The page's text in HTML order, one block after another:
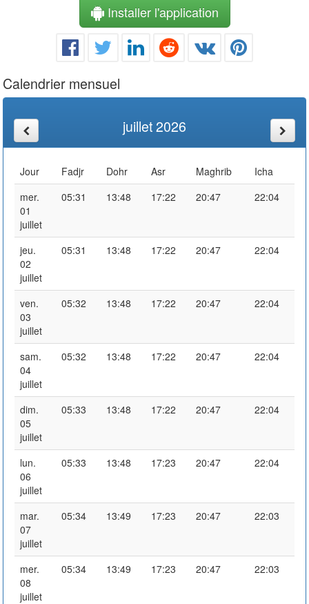
Installer l'application
Calendrier mensuel
juillet 2026
Jour Fadjr Dohr Asr Maghrib
Icha
mer.
01
juillet
05:31 13:48 17:22 20:47 22:04
jeu.
02
juillet
05:31 13:48 17:22 20:47 22:04
ven.
03
juillet
05:32 13:48 17:22 20:47 22:04
sam.
04
juillet
05:32 13:48 17:22 20:47 22:04
dim.
05
juillet
05:33 13:48 17:22 20:47 22:04
lun.
06
juillet
05:33 13:48 17:23 20:47 22:04
mar.
07
juillet
05:34 13:49 17:23 20:47 22:03
mer.
08
juillet
05:34 13:49 17:23 20:47 22:03